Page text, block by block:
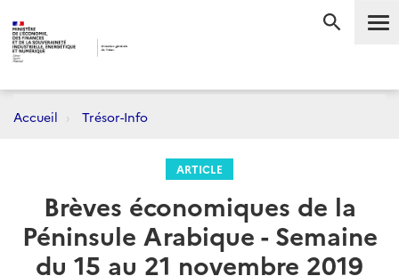
Accueil Trésor-Info
ARTICLE
Brèves économiques de la
Péninsule Arabique - Semaine
du 15 au 21 novembre 2019